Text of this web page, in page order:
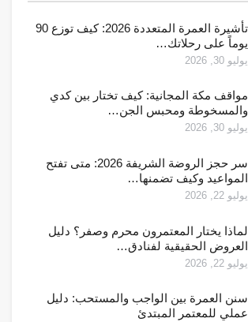
تأشيرة العمرة المتعددة 2026: كيف توزع 90
يوماً على رحلاتك…
يوليو 30, 2026
مواقف مكة المجانية: كيف تختار بين كدي
والمسخوطة ومحبس الجن…
يوليو 30, 2026
سر حجز الروضة الشريفة 2026: متى تفتح
المواعيد وكيف تضمنها…
يوليو 22, 2026
لماذا يختار المعتمرون محرم وصفر؟ دليل
العروض الحقيقية لفنادق…
يوليو 22, 2026
سنن العمرة بين الواجب والمستحب: دليل
عملي للمعتمر المبتدئ